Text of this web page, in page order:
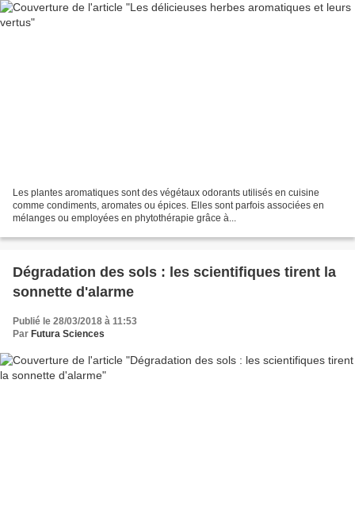
Les plantes aromatiques sont des végétaux odorants utilisés en cuisine
comme condiments, aromates ou épices. Elles sont parfois associées en
mélanges ou employées en phytothérapie grâce à...
Dégradation des sols : les scientifiques tirent la
sonnette d'alarme
Publié le 28/03/2018 à 11:53
Par Futura Sciences